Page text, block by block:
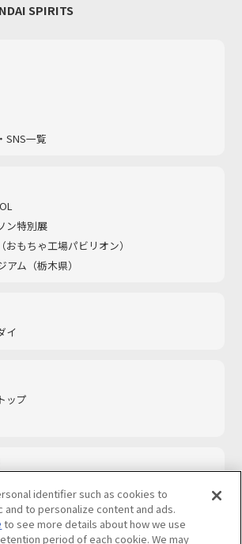
SPIRITS
SNS一覧
ン特別展
もちゃ工場パビリオン）​
ム（栃木県）
イ
ップ
identifier such as cookies to
and to personalize content and ads.
to see more details about how we use
period of each cookie. We may